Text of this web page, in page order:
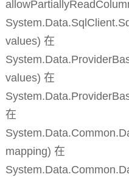
values) 在
values) 在
在
mapping) 在